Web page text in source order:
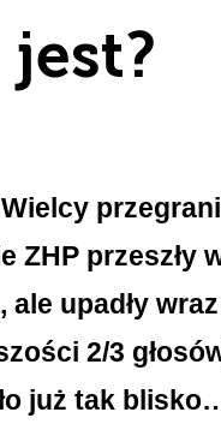
jest?
ZHP przeszły
upadły
2/3
już tak